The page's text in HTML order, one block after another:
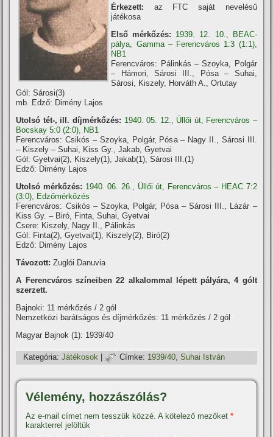
Érkezett: az FTC saját nevelésű
játékosa
Első mérkőzés: 1939. 12. 10., BEAC-
pálya, Gamma – Ferencváros 1:3 (1:1),
NB1
Ferencváros: Pálinkás – Szoyka, Polgár
– Hámori, Sárosi III., Pósa – Suhai,
Sárosi, Kiszely, Horváth A., Ortutay
Gól: Sárosi(3)
mb. Edző: Dimény Lajos
Utolsó tét-, ill. díjmérkőzés: 1940. 05. 12., Üllői út, Ferencváros –
Bocskay 5:0 (2:0), NB1
Ferencváros: Csikós – Szoyka, Polgár, Pósa – Nagy II., Sárosi III.
– Kiszely – Suhai, Kiss Gy., Jakab, Gyetvai
Gól: Gyetvai(2), Kiszely(1), Jakab(1), Sárosi III.(1)
Edző: Dimény Lajos
Utolsó mérkőzés: 1940. 06. 26., Üllői út, Ferencváros – HEAC 7:2
(3:0), Edzőmérkőzés
Ferencváros: Csikós – Szoyka, Polgár, Pósa – Sárosi III., Lázár –
Kiss Gy. – Biró, Finta, Suhai, Gyetvai
Csere: Kiszely, Nagy II., Pálinkás
Gól: Finta(2), Gyetvai(1), Kiszely(2), Biró(2)
Edző: Dimény Lajos
Távozott: Zuglói Danuvia
A Ferencváros szí­neiben 22 alkalommal lépett pályára, 4 gólt
szerzett.
Bajnoki: 11 mérkőzés / 2 gól
Nemzetközi barátságos és dí­jmérkőzés: 11 mérkőzés / 2 gól
Magyar Bajnok (1): 1939/40
Kategória: Játékosok | Címke: 1939/40,Suhai István
Vélemény, hozzászólás?
Az e-mail címet nem tesszük közzé. A kötelező mezőket*
karakterrel jelöltük